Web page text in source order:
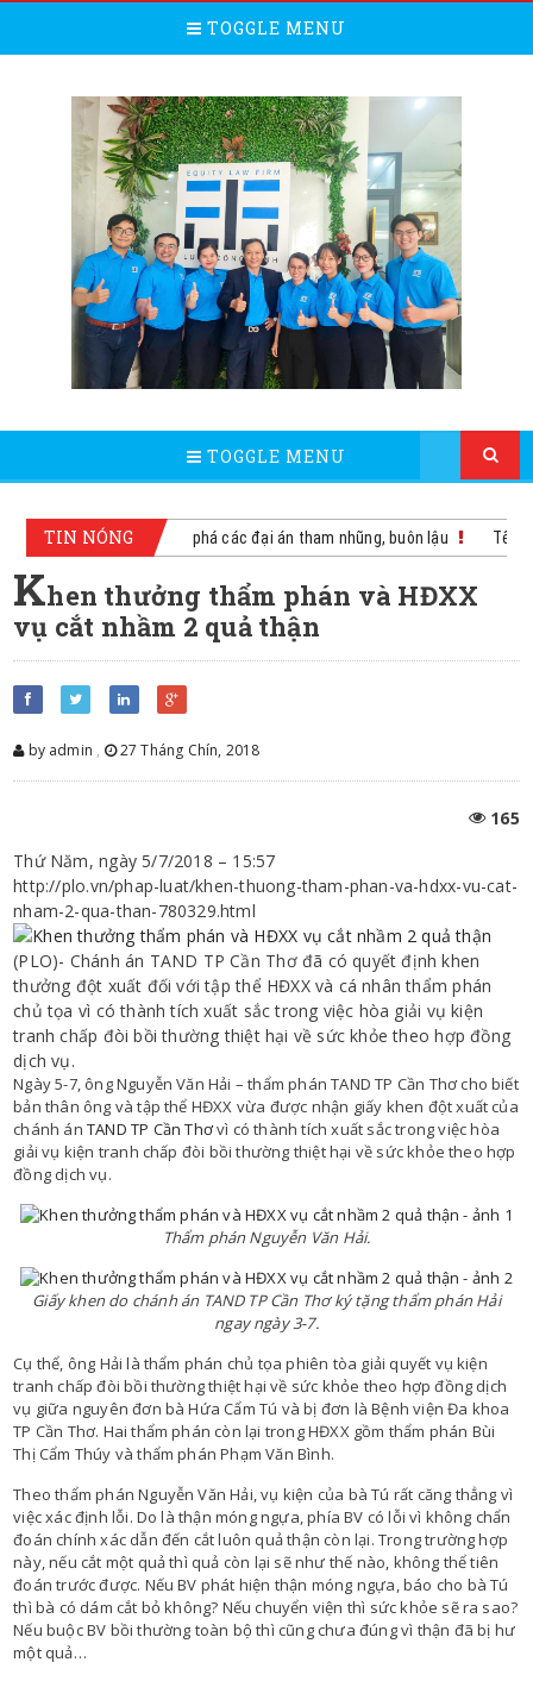
TOGGLE MENU
TOGGLE MENU
TIN NÓNG
sát kinh tế kể chuyện phá các đại án tham nhũng, buôn lậu Tết
Khen thưởng thẩm phán và HĐXX
vụ cắt nhầm 2 quả thận
by admin , 27 Tháng Chín, 2018
165
Thứ Năm, ngày 5/7/2018 – 15:57
http://plo.vn/phap-luat/khen-thuong-tham-phan-va-hdxx-vu-cat-
nham-2-qua-than-780329.html
(PLO)- Chánh án TAND TP Cần Thơ đã có quyết định khen
thưởng đột xuất đối với tập thể HĐXX và cá nhân thẩm phán
chủ tọa vì có thành tích xuất sắc trong việc hòa giải vụ kiện
tranh chấp đòi bồi thường thiệt hại về sức khỏe theo hợp đồng
dịch vụ.
Ngày 5-7, ông Nguyễn Văn Hải – thẩm phán TAND TP Cần Thơ cho biết
bản thân ông và tập thể HĐXX vừa được nhận giấy khen đột xuất của
chánh án TAND TP Cần Thơvì có thành tích xuất sắc trong việc hòa
giải vụ kiện tranh chấp đòi bồi thường thiệt hại về sức khỏe theo hợp
đồng dịch vụ.
Thẩm phán Nguyễn Văn Hải.
Giấy khen do chánh án TAND TP Cần Thơ ký tặng thẩm phán Hải
ngay ngày 3-7.
Cụ thể, ông Hải là thẩm phán chủ tọa phiên tòa giải quyết vụ kiện
tranh chấp đòi bồi thường thiệt hại về sức khỏe theo hợp đồng dịch
vụ giữa nguyên đơn bà Hứa Cẩm Tú và bị đơn là Bệnh viện Đa khoa
TP Cần Thơ. Hai thẩm phán còn lại trong HĐXX gồm thẩm phán Bùi
Thị Cẩm Thúy và thẩm phán Phạm Văn Bình.
Theo thẩm phán Nguyễn Văn Hải, vụ kiện của bà Tú rất căng thẳng vì
việc xác định lỗi. Do là thận móng ngựa, phía BV có lỗi vì không chẩn
đoán chính xác dẫn đến cắt luôn quả thận còn lại. Trong trường hợp
này, nếu cắt một quả thì quả còn lại sẽ như thế nào, không thể tiên
đoán trước được. Nếu BV phát hiện thận móng ngựa, báo cho bà Tú
thì bà có dám cắt bỏ không? Nếu chuyển viện thì sức khỏe sẽ ra sao?
Nếu buộc BV bồi thường toàn bộ thì cũng chưa đúng vì thận đã bị hư
một quả…